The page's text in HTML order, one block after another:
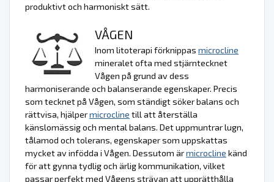
produktivt och harmoniskt sätt.
VÅGEN
Inom litoterapi förknippas microcline
mineralet ofta med stjärntecknet
Vågen på grund av dess
harmoniserande och balanserande egenskaper. Precis
som tecknet på Vågen, som ständigt söker balans och
rättvisa, hjälpermicrocline till att återställa
känslomässig och mental balans. Det uppmuntrar lugn,
tålamod och tolerans, egenskaper som uppskattas
mycket av infödda i Vågen. Dessutom ärmicrocline känd
för att gynna tydlig och ärlig kommunikation, vilket
passar perfekt med Vågens strävan att upprätthålla